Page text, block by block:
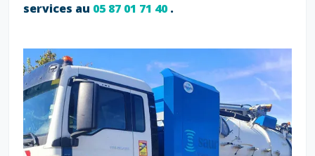
services au 05 87 01 71 40.